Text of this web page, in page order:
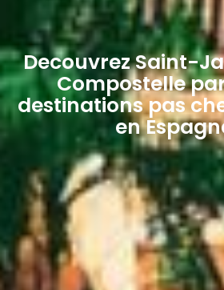
Decouvrez Saint-
Compostelle
destinations pas
en